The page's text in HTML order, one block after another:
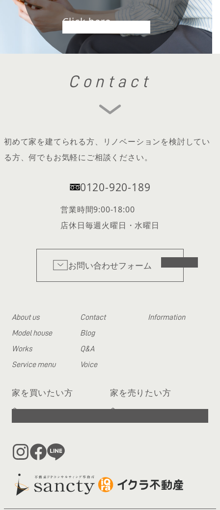
Click here
Contact
初めて家を建てられる方、リノベーションを検討してい
る方、何でもお気軽にご相談ください。
0120-920-189
営業時間9:00-18:00
店休日毎週火曜日・水曜日
お問い合わせフォーム
About us
Model house
Works
Service menu
Contact
Blog
Q&A
Voice
Information
家を買いたい方
へ
家を売りたい方
へ